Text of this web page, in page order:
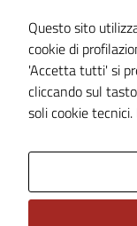
Cookie Policy
Note legali
Dichiarazione di
Piano di
Questo sito
cookie di
'Accetta tutti' si
cliccando sul
soli cookie tecnici.